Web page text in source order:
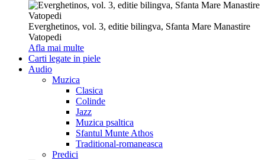
Everghetinos, vol. 3, editie bilingva, Sfanta Mare Manastire
Vatopedi
Afla mai multe
Carti legate in piele
Audio
Muzica
Clasica
Colinde
Jazz
Muzica psaltica
Sfantul Munte Athos
Traditional-romaneasca
Predici